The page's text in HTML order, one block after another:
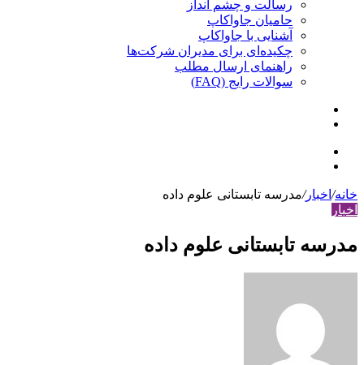
رسالت و چشم انداز
حامیان جاواکاپ
آشنایی با جاواکاپ
چکیده‌ای برای مدیران شرکت‌ها
راهنمای ارسال مطلب
سوالات رایج (FAQ)
خانه/ اخبار/مدرسه تابستانی علوم داده
اخبار
مدرسه تابستانی علوم داده